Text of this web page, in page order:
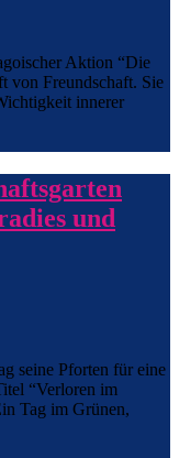
Aktion “Die
von Freundschaft. Sie
innerer
und
seine Pforten für eine
“Verloren im
Tag im Grünen,